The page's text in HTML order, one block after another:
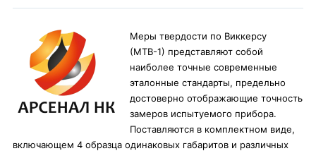
Меры твердости по Виккерсу
(МТВ-1) представляют собой
наиболее точные современные
эталонные стандарты, предельно
достоверно отображающие точность
замеров испытуемого прибора.
Поставляются в комплектном виде,
включающем 4 образца одинаковых габаритов и различных